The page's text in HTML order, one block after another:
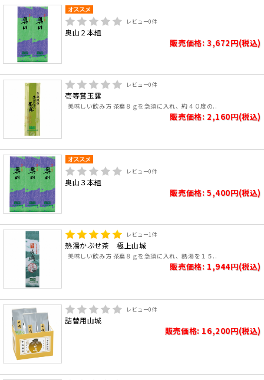
レビュー0件
奥山２本組
販売価格: 3,672円(税込)
レビュー0件
壱等賞玉露
美味しい飲み方 茶葉８ｇを急須に入れ、約４０度の..
販売価格: 2,160円(税込)
レビュー0件
奥山３本組
販売価格: 5,400円(税込)
レビュー1件
熱湯かぶせ茶 極上山城
美味しい飲み方 茶葉８ｇを急須に入れ、熱湯を１５..
販売価格: 1,944円(税込)
レビュー0件
詰替用山城
販売価格: 16,200円(税込)